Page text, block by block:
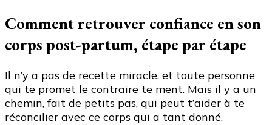
Comment retrouver confiance en son
corps post-partum, étape par étape
Il n’y a pas de recette miracle, et toute personne
qui te promet le contraire te ment. Mais il y a un
chemin, fait de petits pas, qui peut t’aider à te
réconcilier avec ce corps qui a tant donné.